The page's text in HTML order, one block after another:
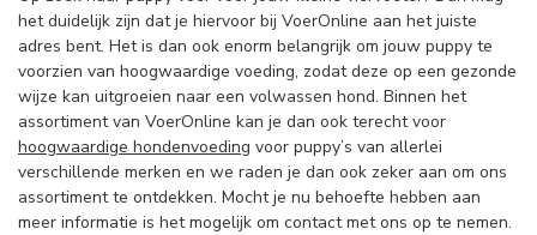
het duidelijk zijn dat je hiervoor bij VoerOnline aan het juiste
adres bent. Het is dan ook enorm belangrijk om jouw puppy te
voorzien van hoogwaardige voeding, zodat deze op een gezonde
wijze kan uitgroeien naar een volwassen hond. Binnen het
assortiment van VoerOnline kan je dan ook terecht voor
hoogwaardige hondenvoeding voor puppy’s van allerlei
verschillende merken en we raden je dan ook zeker aan om ons
assortiment te ontdekken. Mocht je nu behoefte hebben aan
meer informatie is het mogelijk om contact met ons op te nemen.